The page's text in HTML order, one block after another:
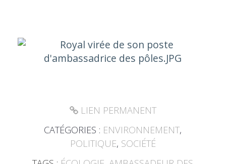
LIEN PERMANENT
CATÉGORIES : ENVIRONNEMENT,
POLITIQUE, SOCIÉTÉ